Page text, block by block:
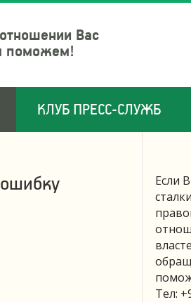
Вас
поможем!
КЛУБ ПРЕСС-СЛУЖБ
Если
Тел: